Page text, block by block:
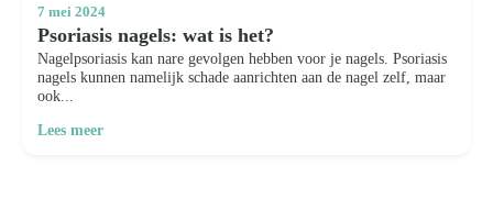
7 mei 2024
Psoriasis nagels: wat is het?
Nagelpsoriasis kan nare gevolgen hebben voor je nagels. Psoriasis
nagels kunnen namelijk schade aanrichten aan de nagel zelf, maar
ook...
Lees meer